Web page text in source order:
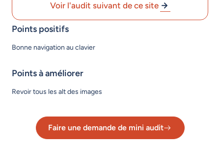
Voir l'audit suivant de ce site
Points positifs
Bonne navigation au clavier
Points à améliorer
Revoir tous les alt des images
Faire une demande de mini audit
Lien vers le formulaire de